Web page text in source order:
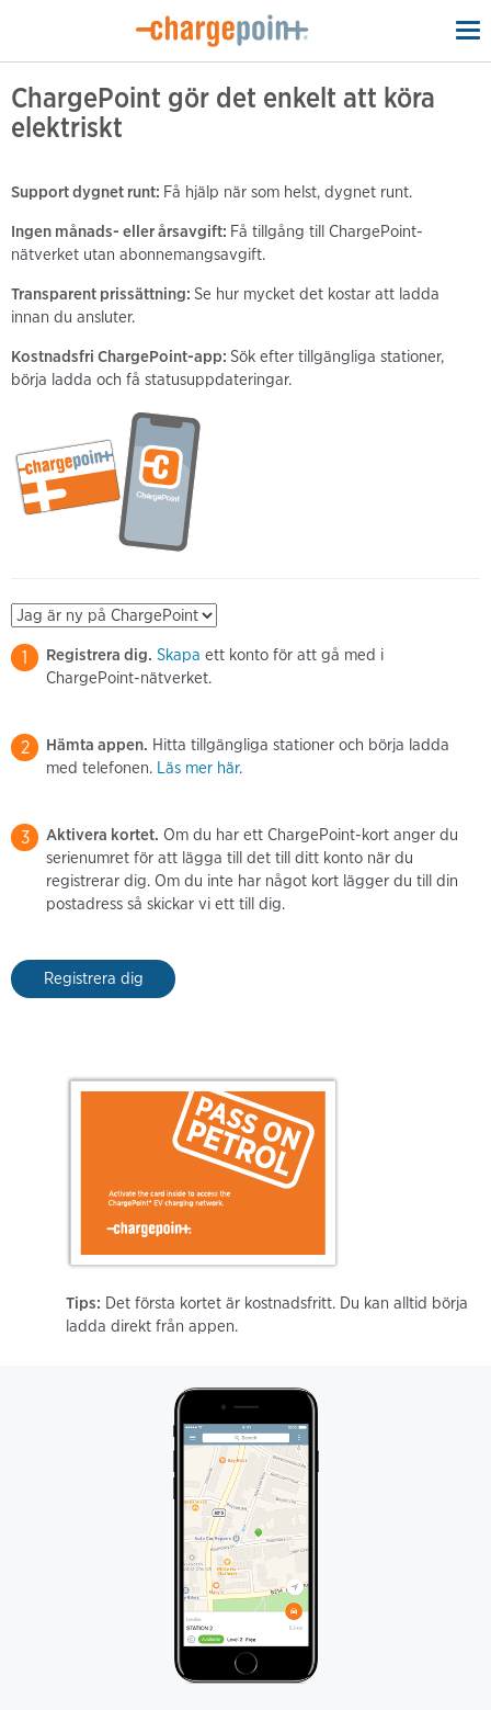
ChargePoint gör det enkelt att köra
elektriskt
Support dygnet runt: Få hjälp när som helst, dygnet runt.
Ingen månads- eller årsavgift: Få tillgång till ChargePoint-
nätverket utan abonnemangsavgift.
Transparent prissättning: Se hur mycket det kostar att ladda
innan du ansluter.
Kostnadsfri ChargePoint-app: Sök efter tillgängliga stationer,
börja ladda och få statusuppdateringar.
1 Registrera dig. Skapa ett konto för att gå med i
ChargePoint-nätverket.
2 Hämta appen. Hitta tillgängliga stationer och börja ladda
med telefonen. Läs mer här.
3 Aktivera kortet. Om du har ett ChargePoint-kort anger du
serienumret för att lägga till det till ditt konto när du
registrerar dig. Om du inte har något kort lägger du till din
postadress så skickar vi ett till dig.
Registrera dig
Tips: Det första kortet är kostnadsfritt. Du kan alltid börja
ladda direkt från appen.